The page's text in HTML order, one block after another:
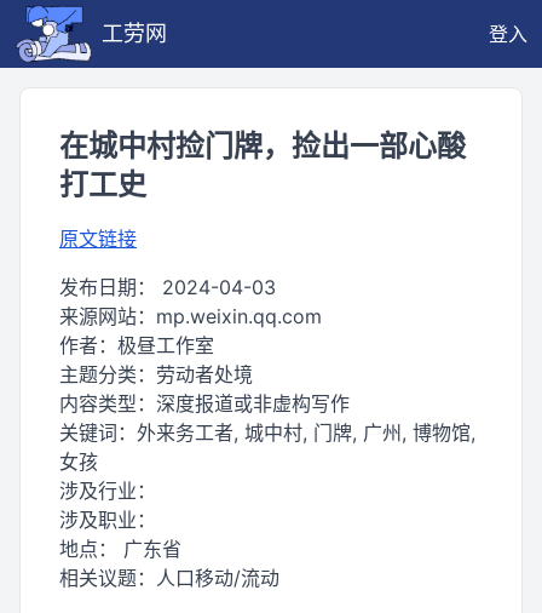
工劳网 登入
在城中村捡门牌，捡出一部心酸
打工史
原文链接
发布日期： 2024-04-03
来源网站： mp.weixin.qq.com
作者： 极昼工作室
主题分类： 劳动者处境
内容类型： 深度报道或非虚构写作
关键词： 外来务工者, 城中村, 门牌, 广州, 博物馆,
女孩
涉及行业：
涉及职业：
地点： 广东省
相关议题： 人口移动/流动